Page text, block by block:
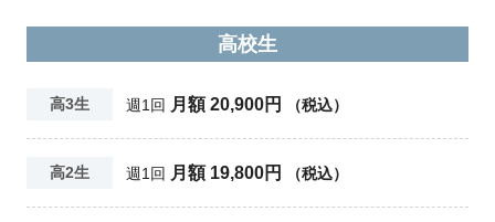
高校生
高3生 週1回 月額 20,900円 （税込）
高2生 週1回 月額 19,800円 （税込）